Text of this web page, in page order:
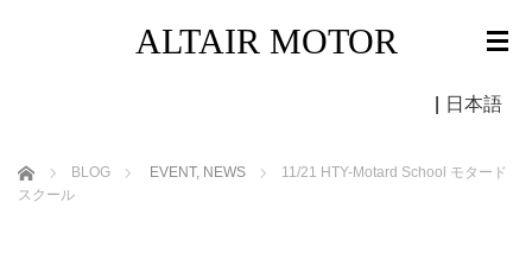
ALTAIR MOTOR
日本語
ホーム BLOG EVENT, NEWS
11/21 HTY-Motard School モタード
スクール